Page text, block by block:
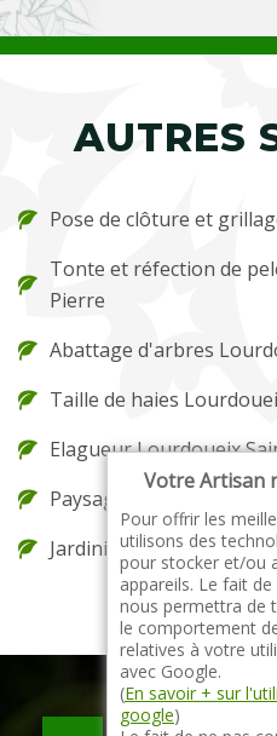
AUTRES
Pose de clôture et
Tonte et réfection de
Pierre
Abattage d'arbres
Taille de haies
Elagueur Lourdoueix
Paysagiste Lourdoueix
Jardinier Lourdoueix
Votre Artisan
Pour offrir les
utilisons des
pour stocker et/ou
appareils. Le fait
nous permettra de
le comportement
relatives à votre
avec Google.
(En savoir + sur
google)